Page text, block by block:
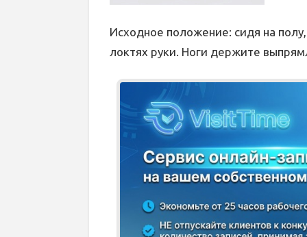
Исходное положение: сидя на
локтях руки. Ноги держите